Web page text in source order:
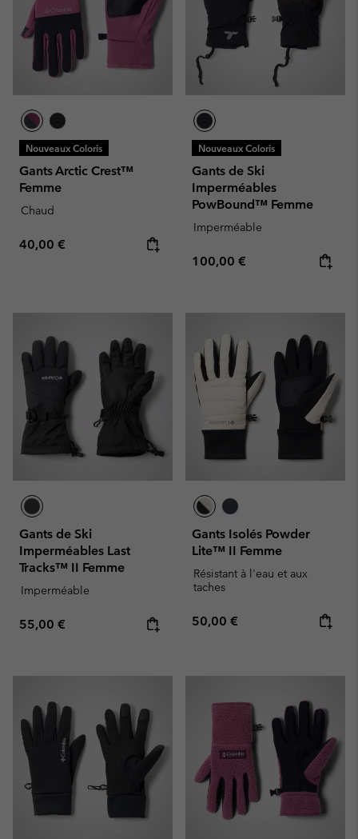
Nouveaux Coloris
Gants Arctic Crest™
Femme
Chaud
Regular price:
40,00 €
Nouveaux Coloris
Gants de Ski
Imperméables
PowBound™ Femme
Imperméable
Regular price:
100,00 €
Gants de Ski
Imperméables Last
Tracks™ II Femme
Imperméable
Regular price:
55,00 €
Gants Isolés Powder
Lite™ II Femme
Résistant à l'eau et aux
taches
Regular price:
50,00 €